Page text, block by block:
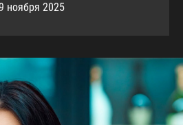
ноября 2025